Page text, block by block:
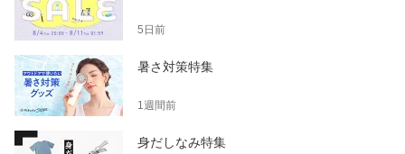
5日前
暑さ対策特集
1週間前
身だしなみ特集